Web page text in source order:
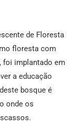
de Floresta
floresta com
foi implantado em
a educação
bosque é
onde os